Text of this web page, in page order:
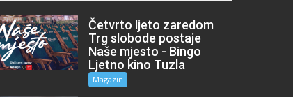
Četvrto ljeto zaredom
Trg slobode postaje
Naše mjesto - Bingo
Ljetno kino Tuzla
Magazin